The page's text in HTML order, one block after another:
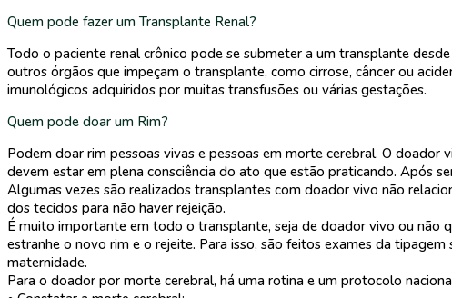
Quem pode fazer um Transplante Renal?
Todo o paciente renal crônico pode se submeter a um transplante
outros órgãos que impeçam o transplante, como cirrose, câncer ou
imunológicos adquiridos por muitas transfusões ou várias gestações.
Quem pode doar um Rim?
Podem doar rim pessoas vivas e pessoas em morte cerebral. O
devem estar em plena consciência do ato que estão praticando. Após
Algumas vezes são realizados transplantes com doador vivo não
dos tecidos para não haver rejeição.
É muito importante em todo o transplante, seja de doador vivo ou não
estranhe o novo rim e o rejeite. Para isso, são feitos exames da
maternidade.
Para o doador por morte cerebral, há uma rotina e um protocolo